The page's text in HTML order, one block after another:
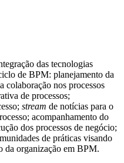
das tecnologias
de BPM: planejamento da
colaboração nos processos
de processos;
stream de notícias para o
acompanhamento do
dos processos de negócio;
de práticas visando
da organização em BPM.